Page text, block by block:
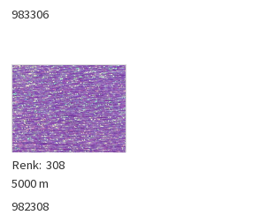
983306
Renk: 308
5000 m
982308